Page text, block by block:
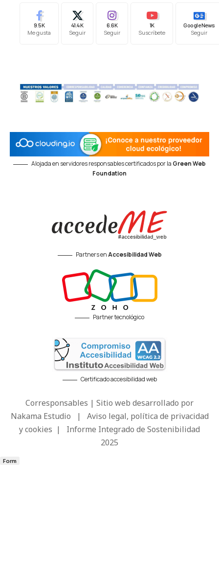
9.5K
Me gusta
41.4K
Seguir
6.6K
Seguir
1K
Suscríbete
Google News
Seguir
Alojada en servidores responsables certificados por la Green Web
Foundation
Partners enAccesibilidad Web
Partner tecnológico
Certificado accesibilidad web
Corresponsables | Sitio web desarrollado por
Nakama Estudio | Aviso legal, política de privacidad
y cookies | Informe Integrado de Sostenibilidad
2025
Form